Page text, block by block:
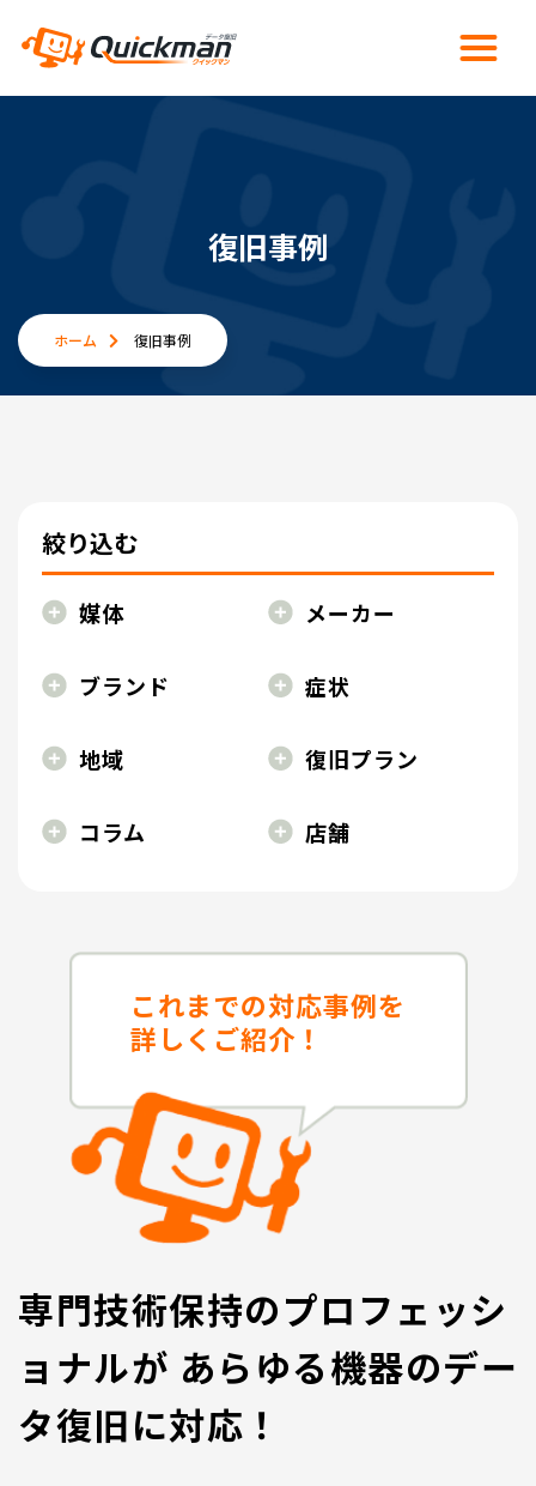
復旧事例
ホーム 復旧事例
絞り込む
媒体 メーカー
ブランド 症状
地域 復旧プラン
コラム 店舗
これまでの対応事例を
詳しくご紹介！
専門技術保持のプロフェッシ
ョナルが あらゆる機器のデー
タ復旧に対応！